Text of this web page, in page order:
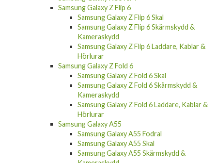
Samsung Galaxy Z Flip 6
Samsung Galaxy Z Flip 6 Skal
Samsung Galaxy Z Flip 6 Skärmskydd &
Kameraskydd
Samsung Galaxy Z Flip 6 Laddare, Kablar &
Hörlurar
Samsung Galaxy Z Fold 6
Samsung Galaxy Z Fold 6 Skal
Samsung Galaxy Z Fold 6 Skärmskydd &
Kameraskydd
Samsung Galaxy Z Fold 6 Laddare, Kablar &
Hörlurar
Samsung Galaxy A55
Samsung Galaxy A55 Fodral
Samsung Galaxy A55 Skal
Samsung Galaxy A55 Skärmskydd &